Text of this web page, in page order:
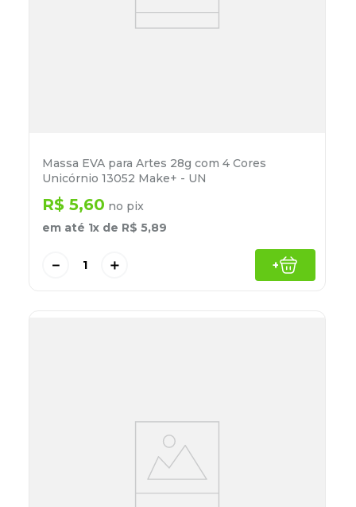
Massa EVA para Artes 28g com 4 Cores
Unicórnio 13052 Make+ - UN
R$ 5,60 no pix
em até 1x de R$ 5,89
＋
－ +